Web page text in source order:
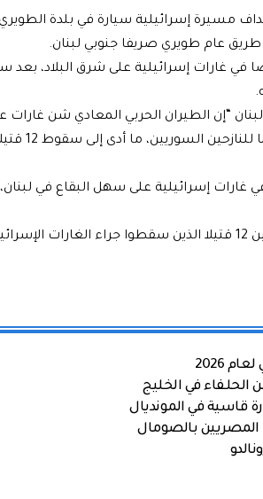
مسيرة إسرائيلية سيارة في بلدة الطويري
عام طويري صريفا جنوبي لبنان.
الثلاثاء الماضي، مقتل 12 شخصا في غارات إسرائيلية على شرق
لبنان “إن الطيران الحربي المعادي شن
“رويترز” بمقتل 12 شخصا في غارات إسرائيلية على سهل
2026
في الخليج
قاسية في المونديال
المصريين بالصومال